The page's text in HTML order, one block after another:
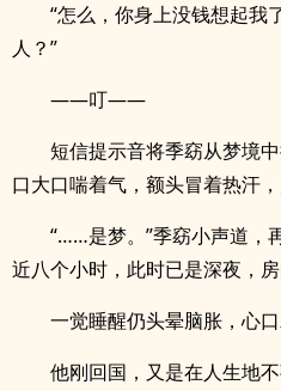
“怎么，你身上没钱想起我
人？”
——叮——
短信提示音将季窈从梦境
口大口喘着气，额头冒着热汗
“……是梦。”季窈小声道，
近八个小时，此时已是深夜，
一觉睡醒仍头晕脑胀，心口
他刚回国，又是在人生地